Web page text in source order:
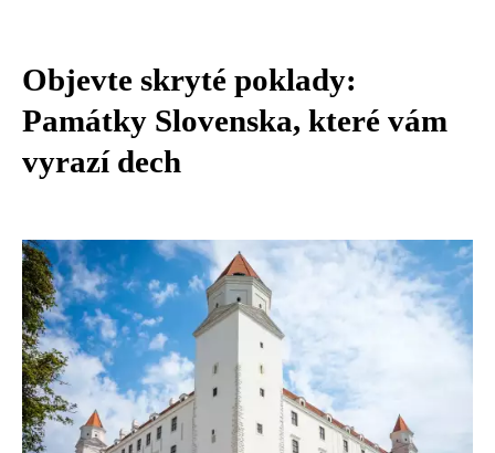
Objevte skryté poklady:
Památky Slovenska, které vám
vyrazí dech